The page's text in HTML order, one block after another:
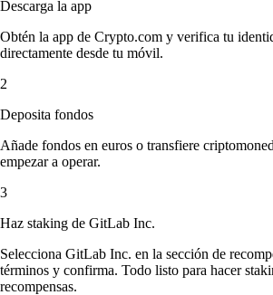
Descarga la app
Obtén la app de Crypto.com y verifica tu
directamente desde tu móvil.
2
Deposita fondos
Añade fondos en euros o transfiere
empezar a operar.
3
Haz staking de GitLab Inc.
Selecciona GitLab Inc. en la sección de
términos y confirma. Todo listo para hacer
recompensas.